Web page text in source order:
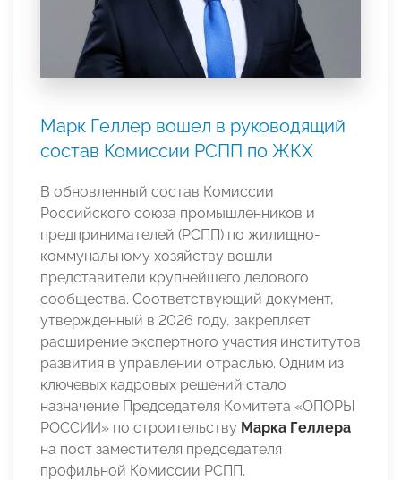
Марк Геллер вошел в руководящий
состав Комиссии РСПП по ЖКХ
В обновленный состав Комиссии
Российского союза промышленников и
предпринимателей (РСПП) по жилищно-
коммунальному хозяйству вошли
представители крупнейшего делового
сообщества. Соответствующий документ,
утвержденный в 2026 году, закрепляет
расширение экспертного участия институтов
развития в управлении отраслью. Одним из
ключевых кадровых решений стало
назначение Председателя Комитета «ОПОРЫ
РОССИИ» по строительству Марка Геллера
на пост заместителя председателя
профильной Комиссии РСПП.